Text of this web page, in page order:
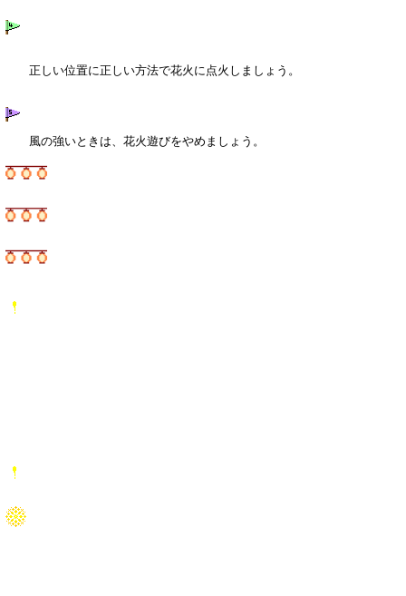
正しい位置に正しい方法で花火に点火しましょう。
風の強いときは、花火遊びをやめましょう。